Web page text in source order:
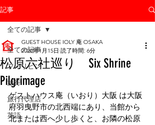
記事
全ての記事
フィリピン
旅行
旅行代理店
英語
全ての記事
松原六社巡り Six Shrine
Pilgrimage
GUEST HOUSE IOLY 庵 OSAKA
2020年1月15日 読了時間: 6分
ゲストハウス庵（いおり）大阪 は大阪
府羽曳野市の北西端にあり、当館から
北または西へ少し歩くと、お隣の松原